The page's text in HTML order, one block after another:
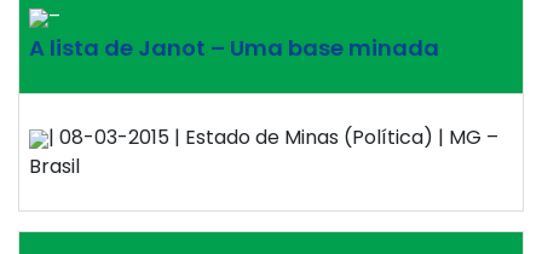
–
A lista de Janot – Uma base minada
| 08-03-2015 | Estado de Minas (Política) | MG –
Brasil